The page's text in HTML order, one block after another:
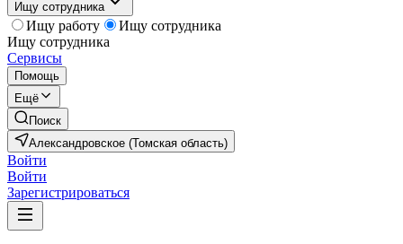
Ищу сотрудника
Ищу работу
Ищу сотрудника
Ищу сотрудника
Сервисы
Помощь
Ещё
Поиск
Александровское (Томская область)
Войти
Войти
Зарегистрироваться